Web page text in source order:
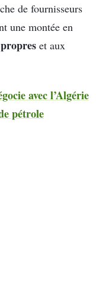
de fournisseurs
une montée en
et aux
avec l’Algérie
pétrole